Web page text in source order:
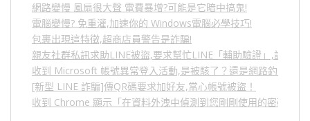
網路變慢 風扇很大聲 電費暴增?可能是它暗中搞鬼!
電腦變慢? 免重灌,加速你的 Windows電腦必學技巧!
包裹出現這特徵,超商店員警告是詐騙!
親友社群私訊求助LINE被盜,要求幫忙LINE「輔助驗證」,詐騙
收到 Microsoft 帳號異常登入活動,是被駭了？還是網路釣魚？
[新型 LINE 詐騙]傳QR碼要求加好友,當心帳號被盜！
收到 Chrome 顯示「在資料外洩中偵測到您剛剛使用的密碼」